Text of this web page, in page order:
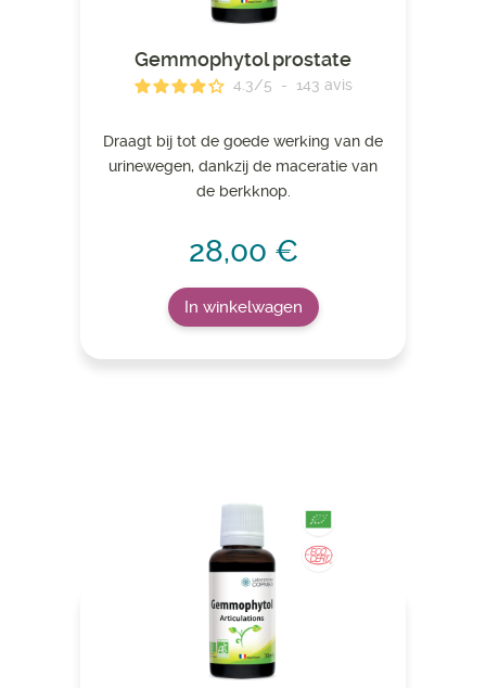
Gemmophytol prostate
4.3/5 - 143 avis
Draagt ​​bij tot de goede werking van de
urinewegen, dankzij de maceratie van
de berkknop.
28,00 €
In winkelwagen